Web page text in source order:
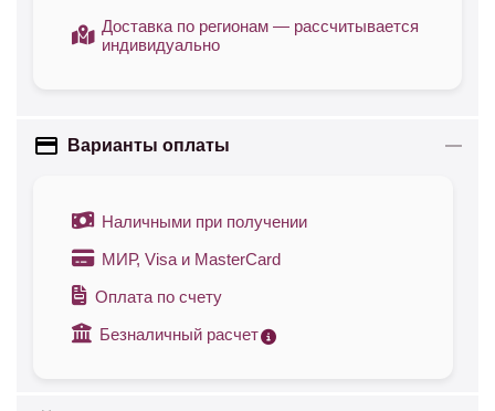
Доставка по регионам — рассчитывается
индивидуально
Варианты оплаты
Наличными при получении
МИР, Visa и MasterCard
Оплата по счету
Безналичный расчет